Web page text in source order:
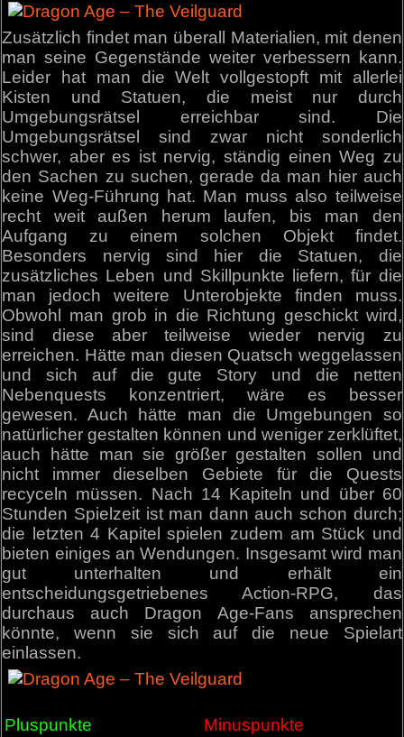
Zusätzlich findet man überall Materialien, mit denen
man seine Gegenstände weiter verbessern kann.
Leider hat man die Welt vollgestopft mit allerlei
Kisten und Statuen, die meist nur durch
Umgebungsrätsel erreichbar sind. Die
Umgebungsrätsel sind zwar nicht sonderlich
schwer, aber es ist nervig, ständig einen Weg zu
den Sachen zu suchen, gerade da man hier auch
keine Weg-Führung hat. Man muss also teilweise
recht weit außen herum laufen, bis man den
Aufgang zu einem solchen Objekt findet.
Besonders nervig sind hier die Statuen, die
zusätzliches Leben und Skillpunkte liefern, für die
man jedoch weitere Unterobjekte finden muss.
Obwohl man grob in die Richtung geschickt wird,
sind diese aber teilweise wieder nervig zu
erreichen. Hätte man diesen Quatsch weggelassen
und sich auf die gute Story und die netten
Nebenquests konzentriert, wäre es besser
gewesen. Auch hätte man die Umgebungen so
natürlicher gestalten können und weniger zerklüftet,
auch hätte man sie größer gestalten sollen und
nicht immer dieselben Gebiete für die Quests
recyceln müssen. Nach 14 Kapiteln und über 60
Stunden Spielzeit ist man dann auch schon durch;
die letzten 4 Kapitel spielen zudem am Stück und
bieten einiges an Wendungen. Insgesamt wird man
gut unterhalten und erhält ein
entscheidungsgetriebenes Action-RPG, das
durchaus auch Dragon Age-Fans ansprechen
könnte, wenn sie sich auf die neue Spielart
einlassen.
Pluspunkte Minuspunkte